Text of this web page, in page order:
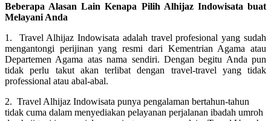
Beberapa Alasan Lain Kenapa Pilih Alhijaz Indowisata buat
Melayani Anda
1. Travel Alhijaz Indowisata adalah travel profesional yang sudah
mengantongi perijinan yang resmi dari Kementrian Agama atau
Departemen Agama atas nama sendiri. Dengan begitu Anda pun
tidak perlu takut akan terlibat dengan travel-travel yang tidak
professional atau abal-abal.
2. Travel Alhijaz Indowisata punya pengalaman bertahun-tahun
tidak cuma dalam menyediakan pelayanan perjalanan ibadah umroh